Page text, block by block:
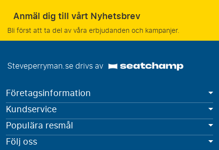
Anmäl dig till vårt Nyhetsbrev
Bli först att ta del av våra erbjudanden och kampanjer.
Steveperryman.se drivs av
Företagsinformation
Kundservice
Populära resmål
Följ oss